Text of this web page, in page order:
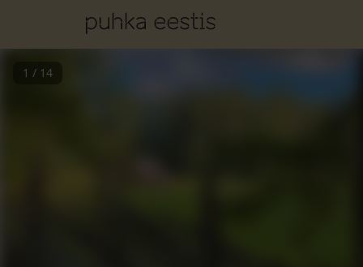
1 / 14